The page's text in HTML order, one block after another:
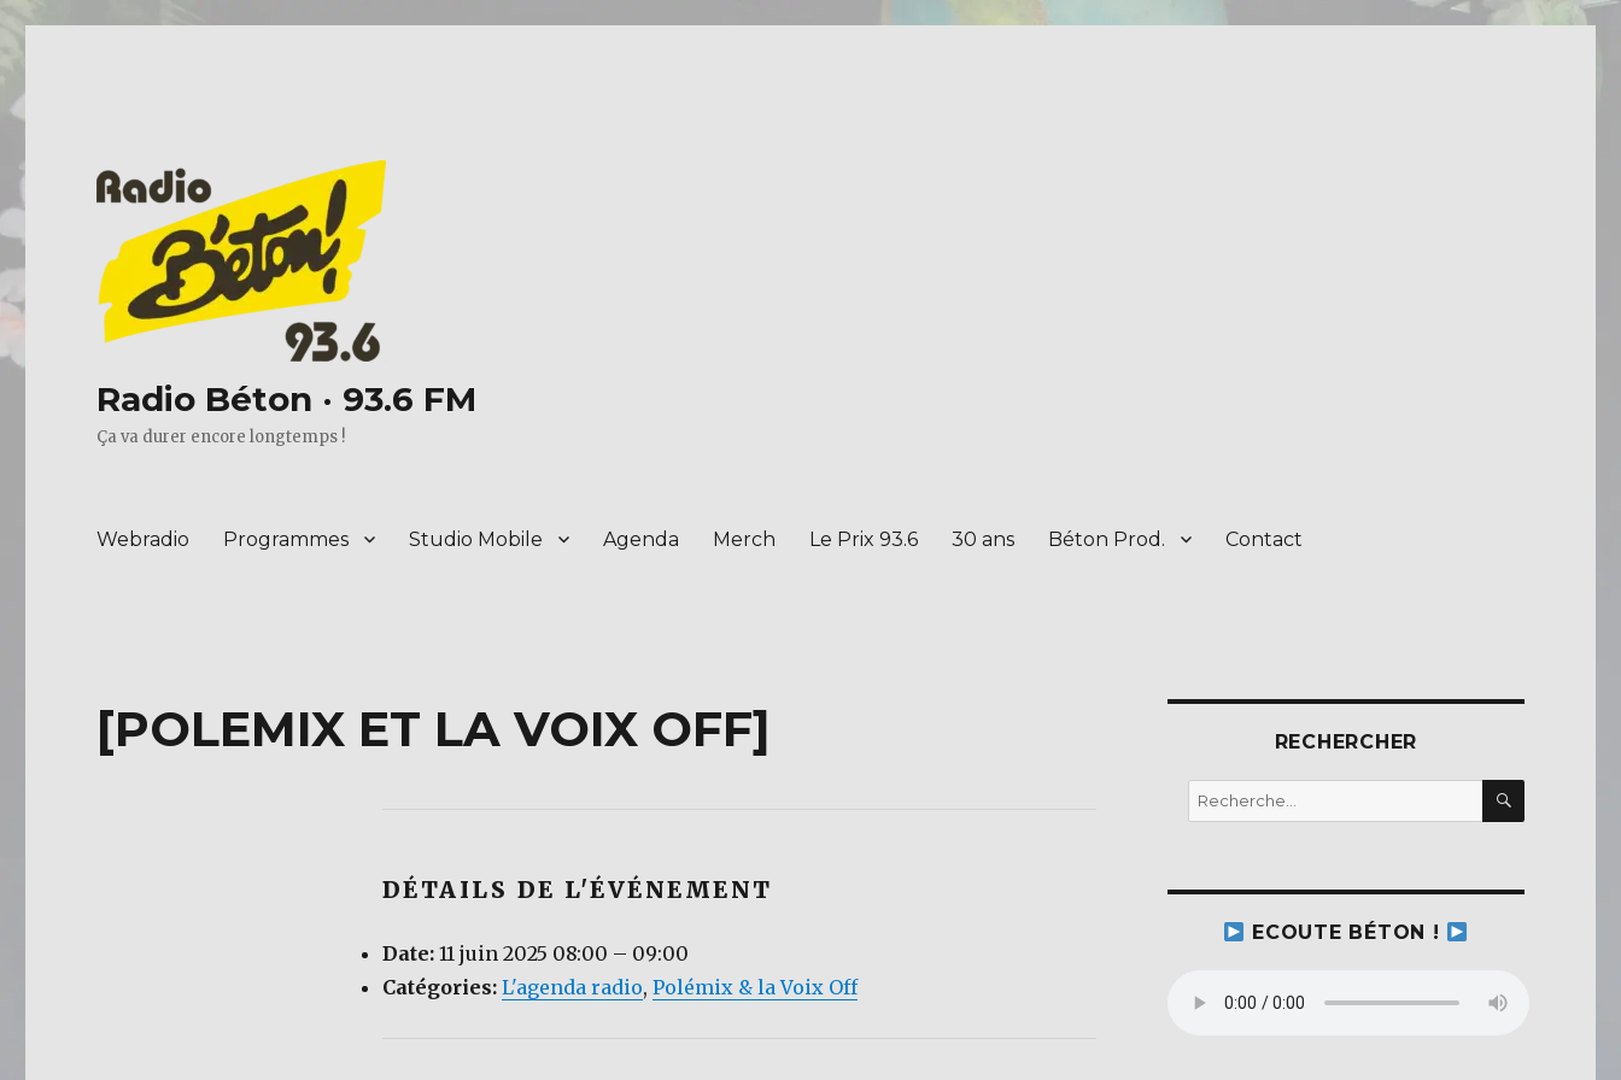
Radio Béton · 93.6 FM
Ça va durer encore longtemps !
Webradio Programmes Studio Mobile Agenda Merch Le Prix 93.6 30 ans Béton Prod. Contact
[POLEMIX ET LA VOIX OFF]
DÉTAILS DE L'ÉVÉNEMENT
Date: 11 juin 2025 08:00 – 09:00
Catégories: L'agenda radio, Polémix & la Voix Off
RECHERCHER
Recherche
pour :
ECOUTE BÉTON !